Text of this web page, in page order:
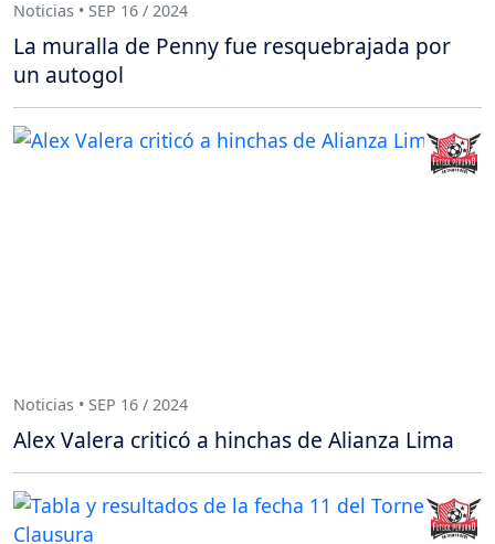
Noticias • SEP 16 / 2024
La muralla de Penny fue resquebrajada por
un autogol
Noticias • SEP 16 / 2024
Alex Valera criticó a hinchas de Alianza Lima